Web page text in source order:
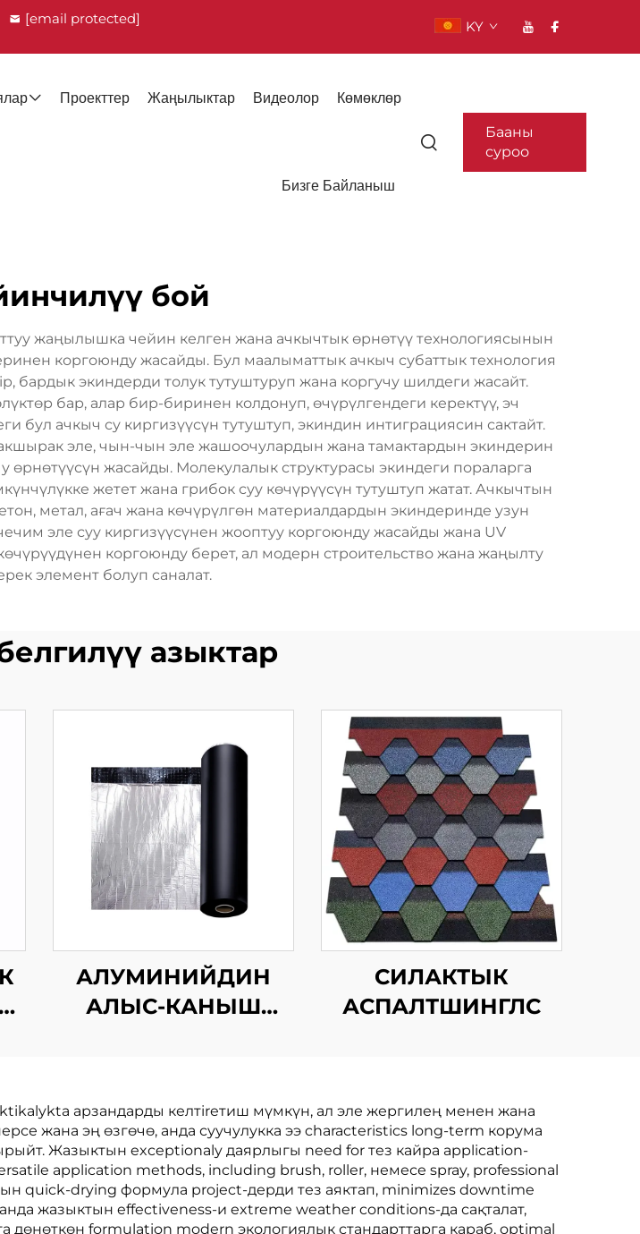
[email protected] KY
Проекттер Жаңылыктар Видеолор Көмөклөр
Бизге Байланыш
Бааны
суроо
бой
жаңылышка чейин келген жана ачкычтык өрнөтүү технологиясынын
коргоюнду жасайды. Бул маалыматтык ачкыч субаттык технология
экиндерди толук тутуштуруп жана коргучу шилдеги жасайт.
бар, алар бир-биринен колдонуп, өчүрүлгендеги керектүү, эч
ачкыч су киргизүүсүн тутуштуп, экиндин интиграциясин сактайт.
эле, чын-чын эле жашоочулардын жана тамактардын экиндерин
өрнөтүүсүн жасайды. Молекулалык структурасы экиндеги пораларга
жетет жана грибок суу көчүрүүсүн тутуштуп жатат. Ачкычтын
метал, ағач жана көчүрүлгөн материалдардын экиндеринде узун
эле суу киргизүүсүнен жооптуу коргоюнду жасайды жана UV
коргоюнду берет, ал модерн строительство жана жаңылту
элемент болуп саналат.
азыктар
АЛУМИНИЙДИН
АЛЫС-КАНЫШ
СИЛАКТЫК
АСПАЛТШИНГЛС
арзандарды келтireтиш мүмкүн, ал эле жергилең менен жана
жана эң өзгөчө, анда суучулукка ээ characteristics long-term корума
Жазыктын exceptionaly даярлыгы need for тез кайра application-
application methods, including brush, roller, немесе spray, professional
quick-drying формула project-дерди тез аяктап, minimizes downtime
жазыктын effectiveness-и extreme weather conditions-да сақталат,
formulation modern экологиялык стандарттарга караб, optimal